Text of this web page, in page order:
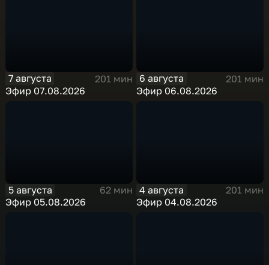
7 августа
201 мин
Эфир 07.08.2026
6 августа
201 мин
Эфир 06.08.2026
5 августа
62 мин
Эфир 05.08.2026
4 августа
201 мин
Эфир 04.08.2026